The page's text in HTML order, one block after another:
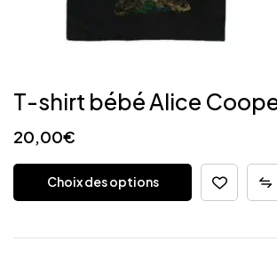
T-shirt bébé Alice
20,00€
Choix des options